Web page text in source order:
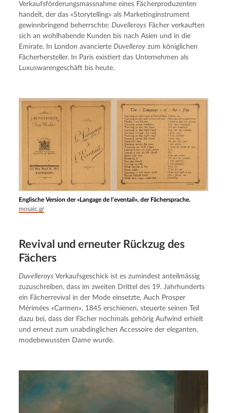
Verkaufsförderungsmassnahme eines Fächerproduzenten
handelt, der das «Storytelling» als Marketinginstrument
gewinnbringend beherrschte: Duvelleroys Fächer verkauften
sich an wohlhabende Kunden bis nach Asien und in die
Emirate. In London avancierte Duvelleroy zum königlichen
Fächerhersteller. In Paris existiert das Unternehmen als
Luxuswarengeschäft bis heute.
Englische Version der «Langage de l’eventail», der Fächersprache.
mosaic.gr
Revival und erneuter Rückzug des
Fächers
Duvelleroys Verkaufsgeschick ist es zumindest anteilmässig
zuzuschreiben, dass im zweiten Drittel des 19. Jahrhunderts
ein Fächerrevival in der Mode einsetzte. Auch Prosper
Mérimées «Carmen», 1845 erschienen, steuerte seinen Teil
dazu bei, dass der Fächer nochmals gehörig Aufwind erhielt
und erneut zum unabdinglichen Accessoire der eleganten,
modebewussten Dame wurde.